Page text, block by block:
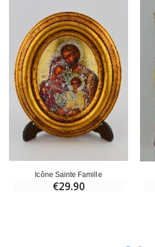
Icône Sainte Famille
€29.90